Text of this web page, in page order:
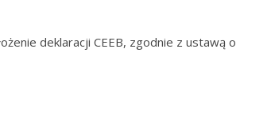
deklaracji CEEB, zgodnie z ustawą o